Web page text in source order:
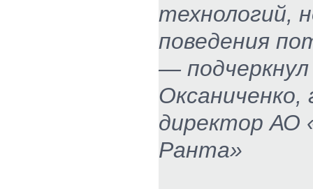
технологий,
поведения
—
Оксаниченко,
директор АО
Ранта»